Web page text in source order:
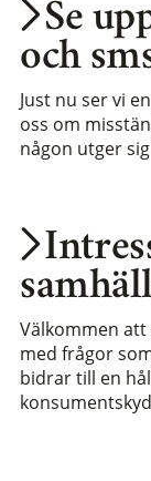
Välkommen att
med frågor
bidrar till en
Se
och
Just nu ser vi
oss om
någon utger